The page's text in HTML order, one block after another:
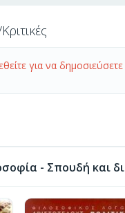
για να δημοσιεύσετε
- Σπουδή και